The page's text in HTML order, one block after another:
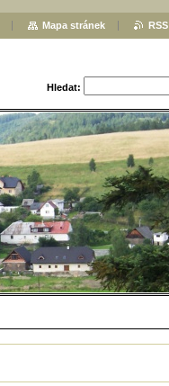
Hledat:
Mapa stránek RSS